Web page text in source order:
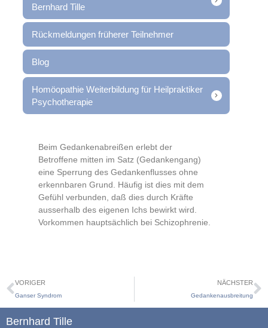
Bernhard Tille
Rückmeldungen früherer Teilnehmer
Blog
Homöopathie Weiterbildung für Heilpraktiker
Psychotherapie
Beim Gedankenabreißen erlebt der
Betroffene mitten im Satz (Gedankengang)
eine Sperrung des Gedankenflusses ohne
erkennbaren Grund. Häufig ist dies mit dem
Gefühl verbunden, daß dies durch Kräfte
ausserhalb des eigenen Ichs bewirkt wird.
Vorkommen hauptsächlich bei Schizophrenie.
VORIGER
Ganser Syndrom
NÄCHSTER
Gedankenausbreitung
Bernhard Tille